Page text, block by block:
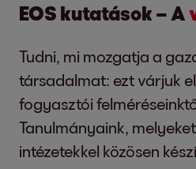
EOS kutatások – A
Tudni, mi mozgatja a
társadalmat: ezt várjuk
fogyasztói
Tanulmányaink,
intézetekkel közösen